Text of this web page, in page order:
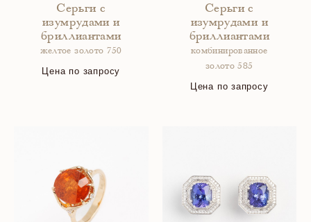
Серьги с
изумрудами и
бриллиантами
желтое золото 750
Цена по запросу
Серьги с
изумрудами и
бриллиантами
комбинированное
золото 585
Цена по запросу